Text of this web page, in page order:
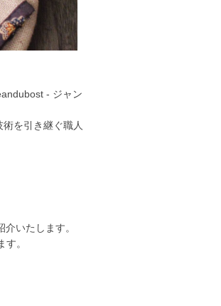
- ジャン
を引き継ぐ職人
いたします。
。